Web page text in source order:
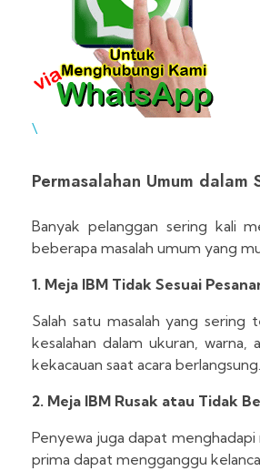
\
Permasalahan Umum dalam
Banyak pelanggan sering kali
beberapa masalah umum yang
1. Meja IBM Tidak Sesuai
Salah satu masalah yang sering
kesalahan dalam ukuran,
kekacauan saat acara berlangsung.
2. Meja IBM Rusak atau Tidak
Penyewa juga dapat
prima dapat mengganggu